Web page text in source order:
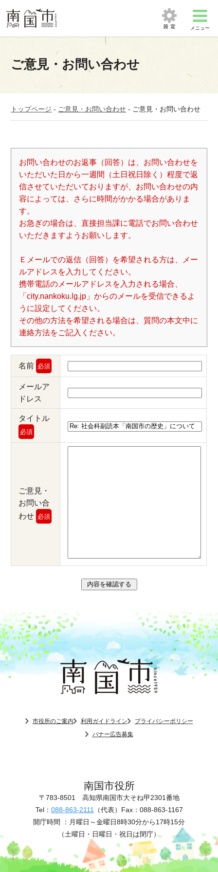
メニュー
ご意見・お問い合わせ
トップページ - ご意見・お問い合わせ - ご意見・お問い合わせ
お問い合わせのお返事（回答）は、お問い合わせを
いただいた日から一週間（土日祝日除く）程度で返
信させていただいておりますが、お問い合わせの内
容によっては、さらに時間がかかる場合がありま
す。
お急ぎの場合は、直接担当課に電話でお問い合わせ
いただきますようお願いします。
Ｅメールでの返信（回答）を希望される方は、メー
ルアドレスを入力してください。
携帯電話のメールアドレスを入力される場合、
「city.nankoku.lg.jp」からのメールを受信できるよ
うに設定してください。
その他の方法を希望される場合は、質問の本文中に
連絡方法をご記入ください。
名前 必須
メールア
ドレス
タイトル
必須
ご意見・
お問い合
わせ 必須
市役所のご案内 利用ガイドライン
プライバシーポリシー
バナー広告募集
南国市役所
〒783-8501 高知県南国市大そね甲2301番地
Tel： 088-863-2111 （代表） Fax：088-863-1167
開庁時間 ： 月曜日～金曜日8時30分から17時15分
（土曜日・日曜日・祝日は閉庁）